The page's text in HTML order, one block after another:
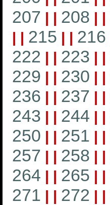
207 | | 208 | |
| | 215 | | 216
222 | | 223 | |
229 | | 230 | |
236 | | 237 | |
243 | | 244 | |
250 | | 251 | |
257 | | 258 | |
264 | | 265 | |
271 | | 272 | |